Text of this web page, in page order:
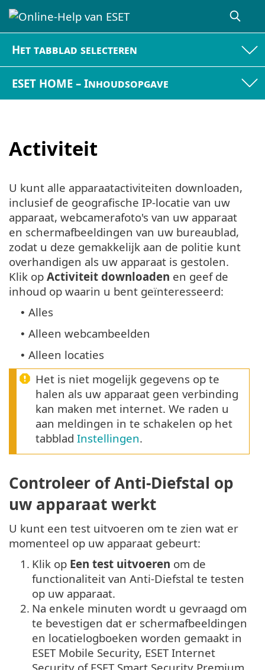
Het tabblad selecteren
ESET HOME – Inhoudsopgave
Activiteit
U kunt alle apparaatactiviteiten downloaden,
inclusief de geografische IP-locatie van uw
apparaat, webcamerafoto's van uw apparaat
en schermafbeeldingen van uw bureaublad,
zodat u deze gemakkelijk aan de politie kunt
overhandigen als uw apparaat is gestolen.
Klik op Activiteit downloaden en geef de
inhoud op waarin u bent geïnteresseerd:
• Alles
• Alleen webcambeelden
• Alleen locaties
Het is niet mogelijk gegevens op te
halen als uw apparaat geen verbinding
kan maken met internet. We raden u
aan meldingen in te schakelen op het
tabblad Instellingen.
Controleer of Anti-Diefstal op
uw apparaat werkt
U kunt een test uitvoeren om te zien wat er
momenteel op uw apparaat gebeurt:
1. Klik op Een test uitvoeren om de
functionaliteit van Anti-Diefstal te testen
op uw apparaat.
2. Na enkele minuten wordt u gevraagd om
te bevestigen dat er schermafbeeldingen
en locatielogboeken worden gemaakt in
ESET Mobile Security, ESET Internet